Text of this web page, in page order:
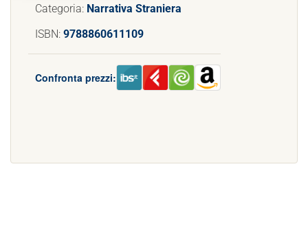
Categoria: Narrativa Straniera
ISBN: 9788860611109
Confronta prezzi: